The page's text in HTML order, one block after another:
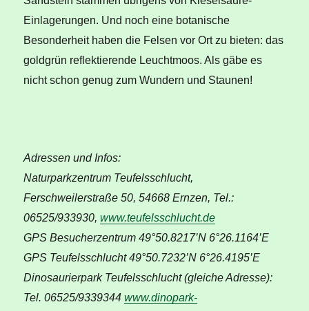
Einlagerungen. Und noch eine botanische
Besonderheit haben die Felsen vor Ort zu bieten: das
goldgrün reflektierende Leuchtmoos. Als gäbe es
nicht schon genug zum Wundern und Staunen!
Adressen und Infos:
Naturparkzentrum Teufelsschlucht,
Ferschweilerstraße 50, 54668 Ernzen, Tel.:
06525/933930,www.teufelsschlucht.de
GPS Besucherzentrum 49°50.8217’N 6°26.1164’E
GPS Teufelsschlucht 49°50.7232’N 6°26.4195’E
Dinosaurierpark Teufelsschlucht (gleiche Adresse):
Tel. 06525/9339344www.dinopark-